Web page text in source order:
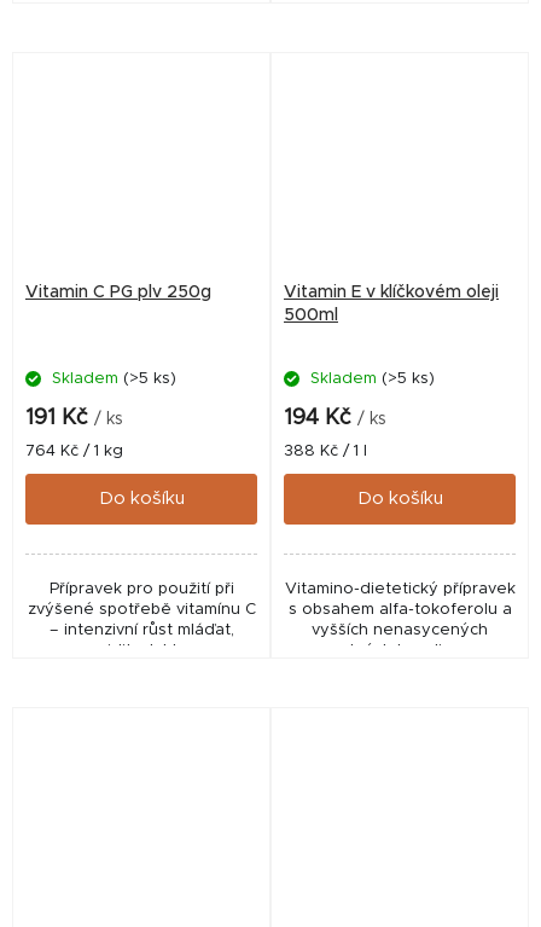
Vitamin C PG plv 250g
Skladem (>5 ks)
191 Kč / ks
Měrná
cena:
764 Kč / 1 kg
Do košíku
Přípravek pro použití při
zvýšené spotřebě vitamínu C
– intenzivní růst mláďat,
gravidita, laktace.
Vitamin E v klíčkovém oleji
500ml
Skladem (>5 ks)
194 Kč / ks
Měrná
cena:
388 Kč / 1 l
Do košíku
Vitamino-dietetický přípravek
s obsahem alfa-tokoferolu a
vyšších nenasycených
mastných kyselin pro